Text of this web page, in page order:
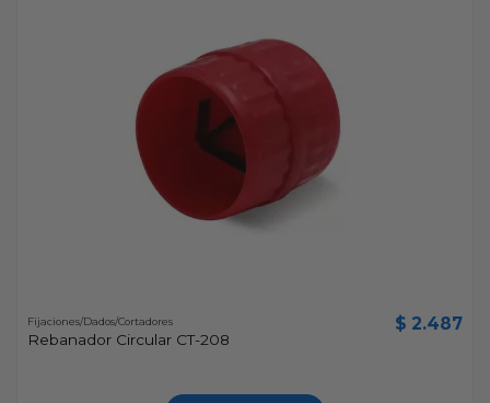
Fijaciones/Dados/Cortadores
Rebanador Circular CT-208
$ 2.487